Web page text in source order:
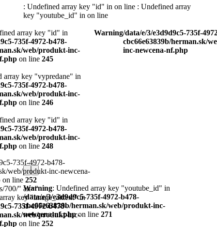
: Undefined array key "id" in on line : Undefined array
key "youtube_id" in on line
Warning/data/e/3/e3d9d9c5-735f-4972-b478-
cbc66e63839b/herman.sk/web/produkt-
inc-newcena-nf.php
253
Warning
Warning: Undefined array key "youtube_id" in
/data/e/3/e3d9d9c5-735f-4972-b478-
cbc66e63839b/herman.sk/web/produkt-inc-
newcena-nf.phpon line 271